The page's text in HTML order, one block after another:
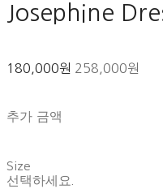
Josephine
180,000원 258,000원
추가 금액
Size
선택하세요.